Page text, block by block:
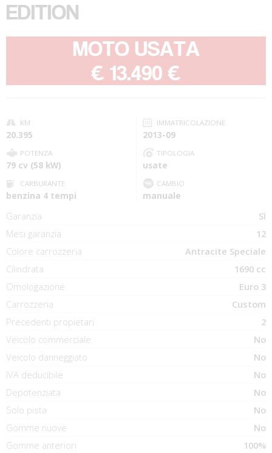
EDITION
MOTO USATA
€ 13.490 €
KM
20.395
IMMATRICOLAZIONE
2013-09
POTENZA
79 cv (58 kW)
TIPOLOGIA
usate
CARBURANTE
benzina 4 tempi
CAMBIO
manuale
Garanzia
Sì
Mesi garanzia
12
Colore carrozzeria
Antracite Speciale
Cilindrata
1690 cc
Omologazione
Euro 3
Carrozzeria
Custom
Precedenti propietari
2
Veicolo commerciale
No
Veicolo danneggiato
No
IVA deducibile
No
Depotenziata
No
Solo pista
No
Gomme nuove
No
Gomme anteriori
100%